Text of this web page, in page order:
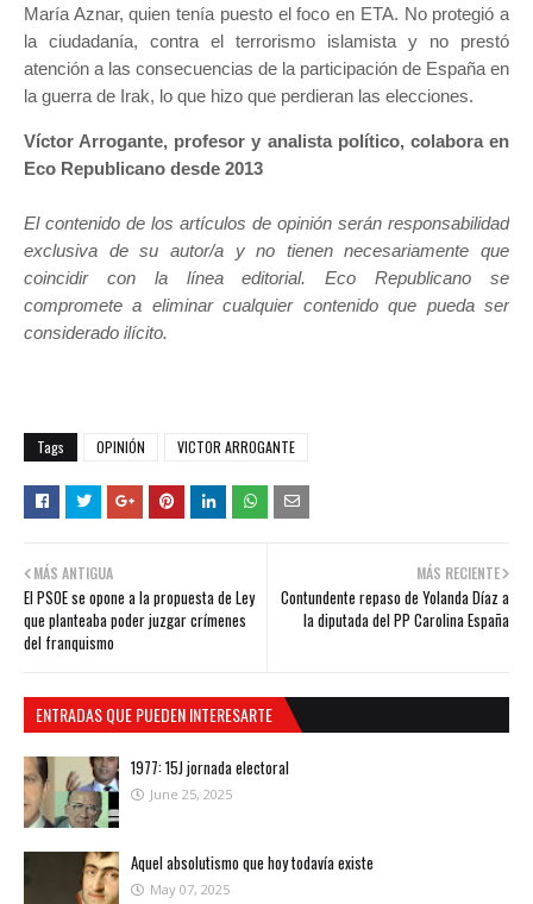
María Aznar, quien tenía puesto el foco en ETA. No protegió a
la ciudadanía, contra el terrorismo islamista y no prestó
atención a las consecuencias de la participación de España en
la guerra de Irak, lo que hizo que perdieran las elecciones.
Víctor Arrogante, profesor y analista político, colabora en
Eco Republicano desde 2013
El contenido de los artículos de opinión serán responsabilidad
exclusiva de su autor/a y no tienen necesariamente que
coincidir con la línea editorial. Eco Republicano se
compromete a eliminar cualquier contenido que pueda ser
considerado ilícito.
Tags OPINIÓN VICTOR ARROGANTE
MÁS RECIENTE
Contundente repaso de Yolanda Díaz a
la diputada del PP Carolina España
MÁS ANTIGUA
El PSOE se opone a la propuesta de Ley
que planteaba poder juzgar crímenes
del franquismo
ENTRADAS QUE PUEDEN INTERESARTE
1977: 15J jornada electoral
June 25, 2025
Aquel absolutismo que hoy todavía existe
May 07, 2025